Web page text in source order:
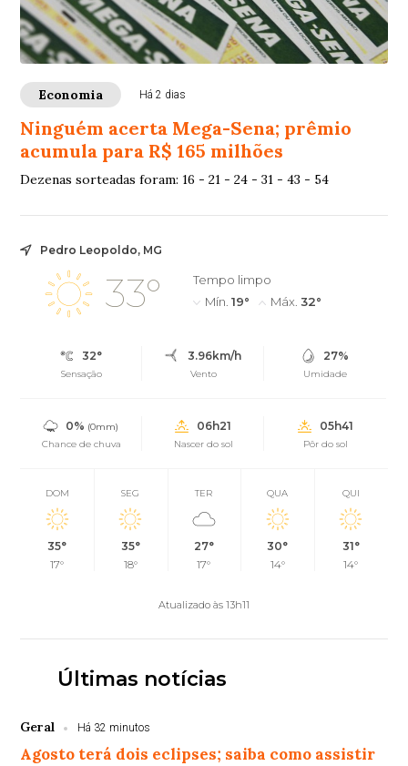
Economia Há 2 dias
Ninguém acerta Mega-Sena; prêmio
acumula para R$ 165 milhões
Dezenas sorteadas foram: 16 - 21 - 24 - 31 - 43 - 54
Pedro Leopoldo, MG
33°
Tempo limpo
Mín. 19° Máx. 32°
32°
Sensação
3.96km/h
Vento
27%
Umidade
0% (0mm)
Chance de chuva
06h21
Nascer do sol
05h41
Pôr do sol
DOM
35°
17°
SEG
35°
18°
TER
27°
17°
QUA
30°
14°
QUI
31°
14°
Atualizado às 13h11
Últimas notícias
Geral Há 32 minutos
Agosto terá dois eclipses; saiba como assistir